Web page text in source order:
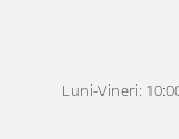
Luni-Vineri: